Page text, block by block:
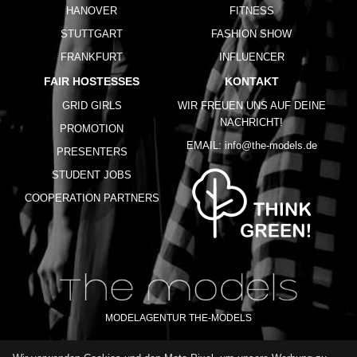
HANOVER
STUTTGART
FRANKFURT
FITNESS
FASHION SHOW
INFLUENCER
FAIR HOSTESSES
GRID GIRLS
PROMOTION
PRESENTERS
STUDENT JOBS
COOPERATION PARTNERS
KONTAKT
WIR FREUEN UNS AUF DEINE
NACHRICHT!
EMAIL: info@the-models.de
MODELAGENTUR THE-MODELS